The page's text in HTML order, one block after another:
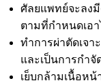
ศัลยแพทย์จะลง
ตามที่กำหนดเอา
ทำการผ่าตัดเจ
และเป็นการกำ
เย็บกล้ามเนื้อห